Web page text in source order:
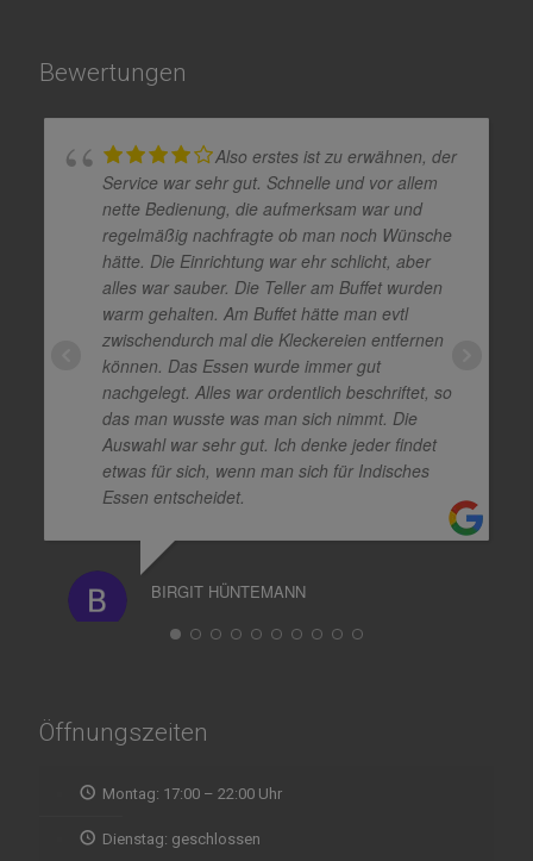
Bewertungen
Also erstes ist zu erwähnen, der
Service war sehr gut. Schnelle und vor allem
nette Bedienung, die aufmerksam war und
regelmäßig nachfragte ob man noch Wünsche
hätte. Die Einrichtung war ehr schlicht, aber
alles war sauber. Die Teller am Buffet wurden
warm gehalten. Am Buffet hätte man evtl
zwischendurch mal die Kleckereien entfernen
können. Das Essen wurde immer gut
nachgelegt. Alles war ordentlich beschriftet, so
das man wusste was man sich nimmt. Die
Auswahl war sehr gut. Ich denke jeder findet
etwas für sich, wenn man sich für Indisches
Essen entscheidet.
BIRGIT HÜNTEMANN
Öffnungszeiten
Montag: 17:00 – 22:00 Uhr
Dienstag: geschlossen